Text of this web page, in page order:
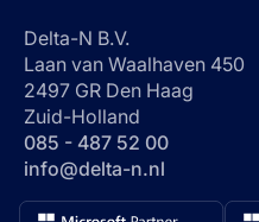
Delta-N B.V.
Laan van Waalhaven 450
2497 GR Den Haag
Zuid-Holland
085 - 487 52 00
info@delta-n.nl